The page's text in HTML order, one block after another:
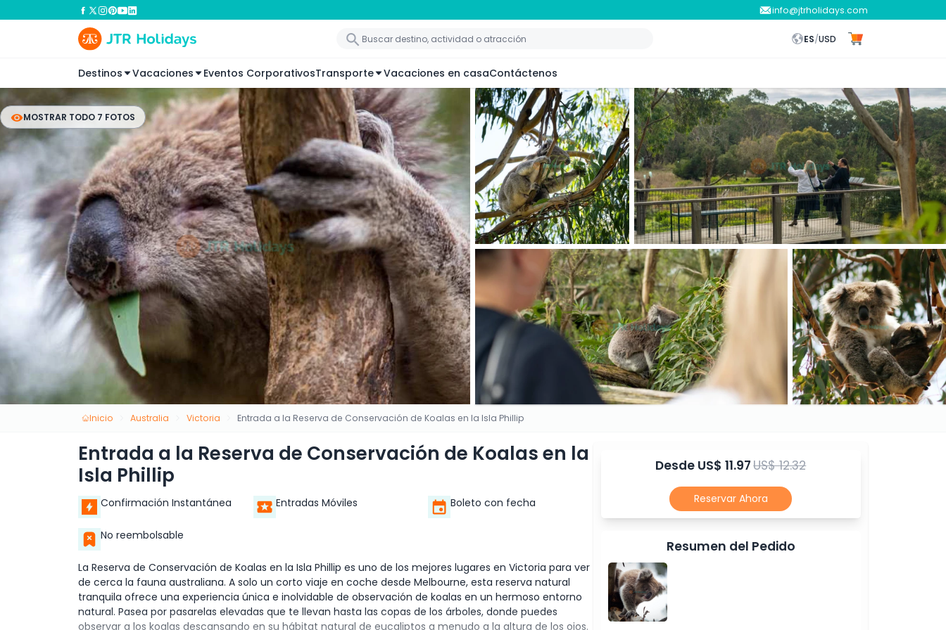
info@jtrholidays.com
ES/USD
Destinos Vacaciones Eventos CorporativosTransporte Vacaciones en casaContáctenos
MOSTRAR TODO 7 FOTOS
Inicio Australia Victoria Entrada a la Reserva de Conservación de Koalas en la Isla Phillip
Entrada a la Reserva de Conservación de Koalas en la
Isla Phillip
Confirmación Instantánea Entradas Móviles Boleto con fecha
No reembolsable
La Reserva de Conservación de Koalas en la Isla Phillip es uno de los mejores lugares en Victoria para ver
de cerca la fauna australiana. A solo un corto viaje en coche desde Melbourne, esta reserva natural
tranquila ofrece una experiencia única e inolvidable de observación de koalas en un hermoso entorno
natural. Pasea por pasarelas elevadas que te llevan hasta las copas de los árboles, donde puedes
observar a los koalas descansando en su hábitat natural de eucaliptos a menudo a la altura de los ojos.
Desde US$ 11.97US$ 12.32
Reservar Ahora
Resumen del Pedido